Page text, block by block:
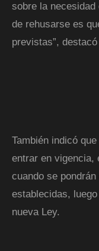
sobre la
de rehusarse es
previstas”,
También indicó
entrar en vigencia,
cuando se
establecidas,
nueva Ley.